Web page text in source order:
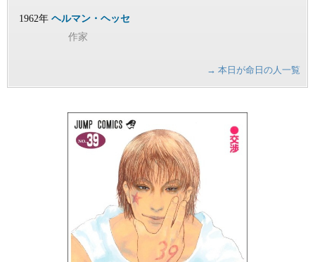
1962年 ヘルマン・ヘッセ
作家
→ 本日が命日の人一覧